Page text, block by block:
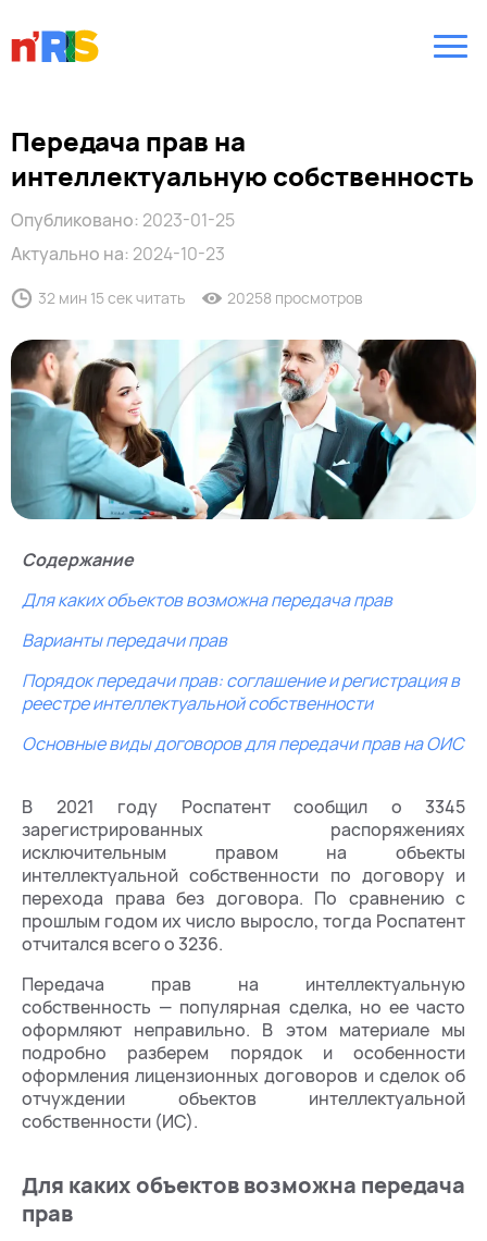
Передача прав на
интеллектуальную собственность
Опубликовано: 2023-01-25
Актуально на: 2024-10-23
32 мин 15 сек читать 20258 просмотров
Содержание
Для каких объектов возможна передача прав
Варианты передачи прав
Порядок передачи прав: соглашение и регистрация в
реестре интеллектуальной собственности
Основные виды договоров для передачи прав на ОИС
В 2021 году Роспатент сообщил о 3345
зарегистрированных распоряжениях
исключительным правом на объекты
интеллектуальной собственности по договору и
перехода права без договора. По сравнению с
прошлым годом их число выросло, тогда Роспатент
отчитался всего о 3236.
Передача прав на интеллектуальную
собственность — популярная сделка, но ее часто
оформляют неправильно. В этом материале мы
подробно разберем порядок и особенности
оформления лицензионных договоров и сделок об
отчуждении объектов интеллектуальной
собственности (ИС).
Для каких объектов возможна передача
прав